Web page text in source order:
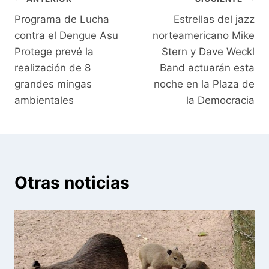
de
entradas
Programa de Lucha
contra el Dengue Asu
Protege prevé la
realización de 8
grandes mingas
ambientales
Estrellas del jazz
norteamericano Mike
Stern y Dave Weckl
Band actuarán esta
noche en la Plaza de
la Democracia
Otras noticias